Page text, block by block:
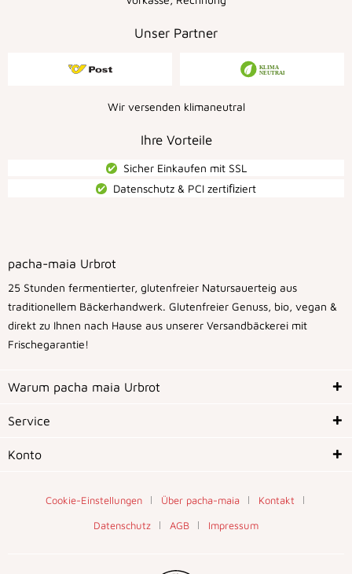
Unser Partner
Wir versenden klimaneutral
Ihre Vorteile
Sicher Einkaufen mit SSL
Datenschutz & PCI zertiﬁziert
pacha-maia Urbrot
25 Stunden fermentierter, glutenfreier Natursauerteig aus
traditionellem Bäckerhandwerk. Glutenfreier Genuss, bio, vegan &
direkt zu Ihnen nach Hause aus unserer Versandbäckerei mit
Frischegarantie!
Warum pacha maia Urbrot
Service
Konto
Cookie-Einstellungen Über pacha-maia
Kontakt
Datenschutz
AGB Impressum